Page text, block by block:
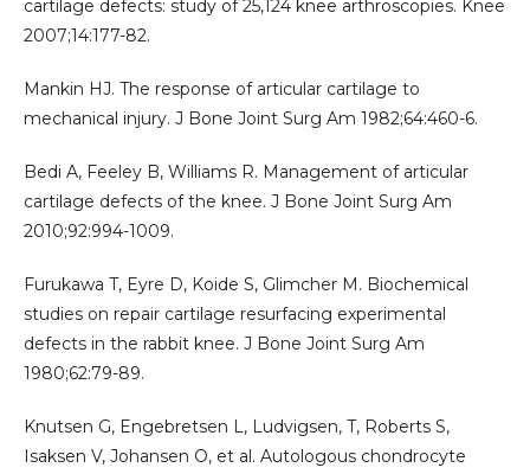
cartilage defects: study of 25,124 knee arthroscopies. Knee
2007;14:177-82.
Mankin HJ. The response of articular cartilage to
mechanical injury. J Bone Joint Surg Am 1982;64:460-6.
Bedi A, Feeley B, Williams R. Management of articular
cartilage defects of the knee. J Bone Joint Surg Am
2010;92:994-1009.
Furukawa T, Eyre D, Koide S, Glimcher M. Biochemical
studies on repair cartilage resurfacing experimental
defects in the rabbit knee. J Bone Joint Surg Am
1980;62:79-89.
Knutsen G, Engebretsen L, Ludvigsen, T, Roberts S,
Isaksen V, Johansen O, et al. Autologous chondrocyte